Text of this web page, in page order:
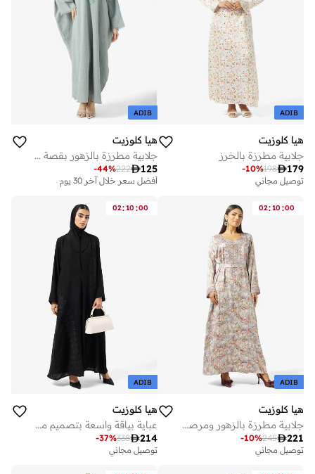
ADIB
هيا كلوزيت
جلابية مطرزة بالخرز
179
198
-10%
توصيل مجاني
ADIB
هيا كلوزيت
جلابية مطرزة بالزهور بقصة فضفاضة من الأمام
125
222
-44%
أفضل سعر خلال آخر 30 يوم
02:10 :00
ADIB
هيا كلوزيت
جلابية مطرزة بالزهور ومرصعة بالأحجار مع حزام
221
245
-10%
توصيل مجاني
02:10 :00
ADIB
هيا كلوزيت
عباية بياقة واسعة بتصميم مفتوح مزينة بالزهور
214
338
-37%
توصيل مجاني